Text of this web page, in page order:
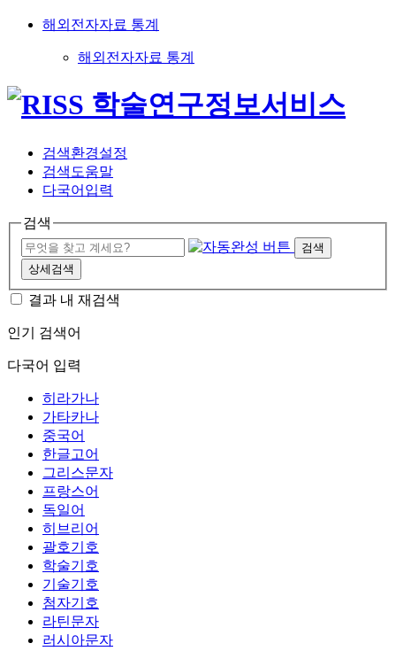
해외전자자료 통계
해외전자자료 통계
검색환경설정
검색도움말
다국어입력
검색
검색
상세검색
결과 내 재검색
인기 검색어
다국어 입력
히라가나
가타카나
중국어
한글고어
그리스문자
프랑스어
독일어
히브리어
괄호기호
학술기호
기술기호
첨자기호
라틴문자
러시아문자